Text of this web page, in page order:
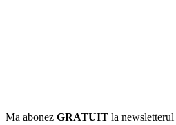
Ma abonez GRATUIT la newsletterul